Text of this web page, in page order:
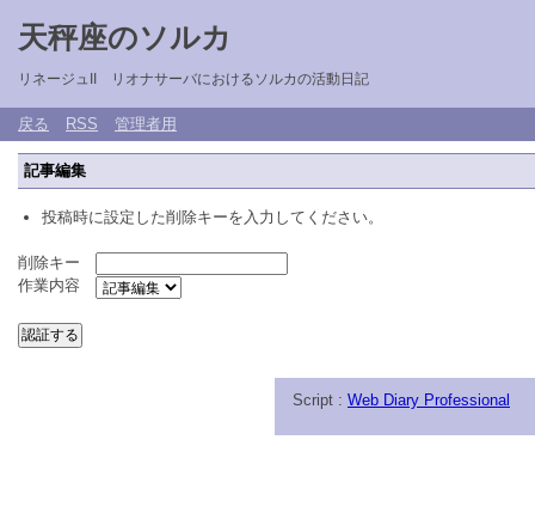
天秤座のソルカ
リネージュII リオナサーバにおけるソルカの活動日記
戻る RSS 管理者用
記事編集
投稿時に設定した削除キーを入力してください。
削除キー
作業内容
Script : Web Diary Professional